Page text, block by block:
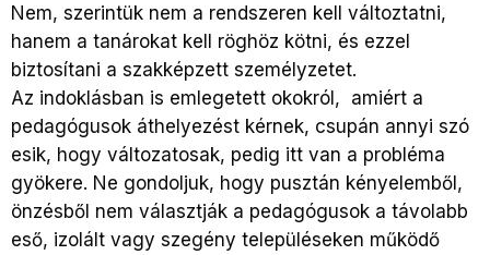
Nem, szerintük nem a rendszeren kell változtatni,
hanem a tanárokat kell röghöz kötni, és ezzel
biztosítani a szakképzett személyzetet.
Az indoklásban is emlegetett okokról, amiért a
pedagógusok áthelyezést kérnek, csupán annyi szó
esik, hogy változatosak, pedig itt van a probléma
gyökere. Ne gondoljuk, hogy pusztán kényelemből,
önzésből nem választják a pedagógusok a távolabb
eső, izolált vagy szegény településeken működő